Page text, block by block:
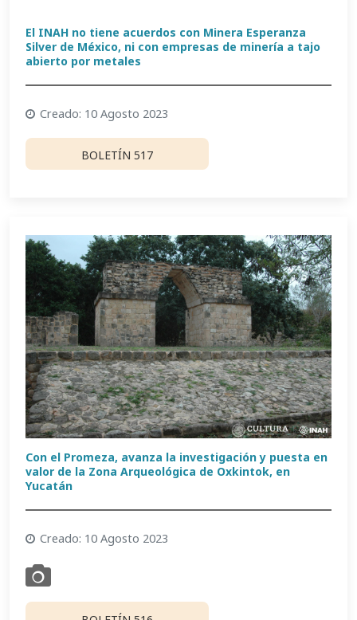
El INAH no tiene acuerdos con Minera Esperanza
Silver de México, ni con empresas de minería a tajo
abierto por metales
Creado: 10 Agosto 2023
BOLETÍN 517
Con el Promeza, avanza la investigación y puesta en
valor de la Zona Arqueológica de Oxkintok, en
Yucatán
Creado: 10 Agosto 2023